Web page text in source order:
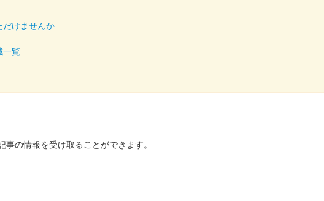
黄色）
赤）
けませんか
一覧
の情報を受け取ることができます。